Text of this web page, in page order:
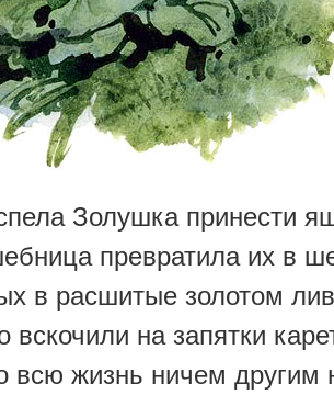
Золушка принести
превратила их в
в расшитые золотом
вскочили на запятки
всю жизнь ничем другим